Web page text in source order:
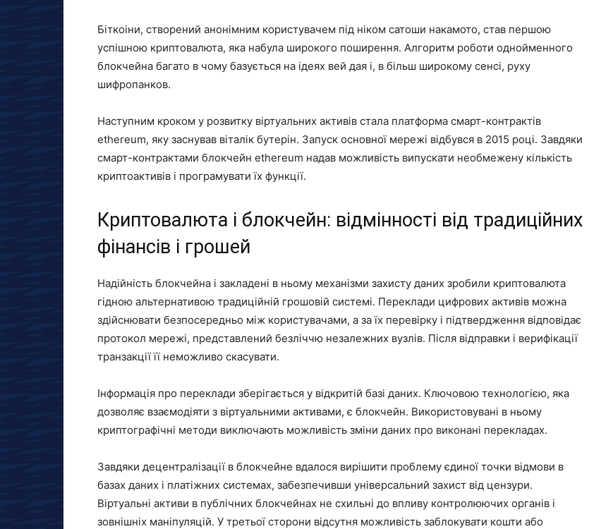
Біткоіни, створений анонімним користувачем під ніком сатоши накамото, став першою
успішною криптовалюта, яка набула широкого поширення. Алгоритм роботи однойменного
блокчейна багато в чому базується на ідеях вей дая і, в більш широкому сенсі, руху
шифропанков.
Наступним кроком у розвитку віртуальних активів стала платформа смарт-контрактів
ethereum, яку заснував віталік бутерін. Запуск основної мережі відбувся в 2015 році. Завдяки
смарт-контрактами блокчейн ethereum надав можливість випускати необмежену кількість
криптоактивів і програмувати їх функції.
Криптовалюта і блокчейн: відмінності від традиційних
фінансів і грошей
Надійність блокчейна і закладені в ньому механізми захисту даних зробили криптовалюта
гідною альтернативою традиційній грошовій системі. Переклади цифрових активів можна
здійснювати безпосередньо між користувачами, а за їх перевірку і підтвердження відповідає
протокол мережі, представлений безліччю незалежних вузлів. Після відправки і верифікації
транзакції її неможливо скасувати.
Інформація про переклади зберігається у відкритій базі даних. Ключовою технологією, яка
дозволяє взаємодіяти з віртуальними активами, є блокчейн. Використовувані в ньому
криптографічні методи виключають можливість зміни даних про виконані перекладах.
Завдяки децентралізації в блокчейне вдалося вирішити проблему єдиної точки відмови в
базах даних і платіжних системах, забезпечивши універсальний захист від цензури.
Віртуальні активи в публічних блокчейнах не схильні до впливу контролюючих органів і
зовнішніх маніпуляцій. У третьої сторони відсутня можливість заблокувати кошти або